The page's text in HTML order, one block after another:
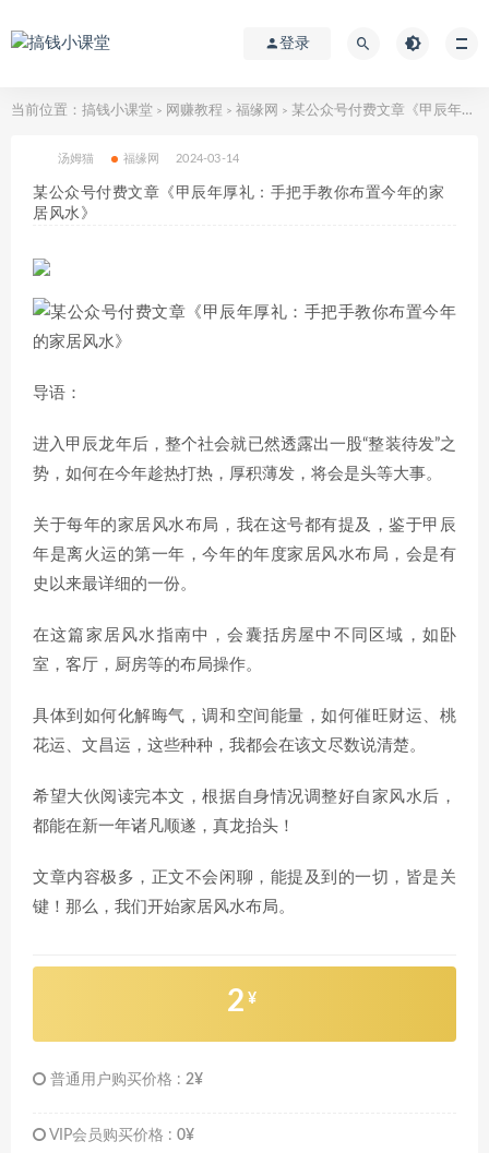
登录
当前位置： 搞钱小课堂 > 网赚教程 > 福缘网 > 某公众号付费文章《甲辰年厚礼：手把手教你布置今年的家居风水》
汤姆猫 福缘网 2024-03-14
某公众号付费文章《甲辰年厚礼：手把手教你布置今年的家
居风水》
导语：
进入甲辰龙年后，整个社会就已然透露出一股“整装待发”之
势，如何在今年趁热打热，厚积薄发，将会是头等大事。
关于每年的家居风水布局，我在这号都有提及，鉴于甲辰
年是离火运的第一年，今年的年度家居风水布局，会是有
史以来最详细的一份。
在这篇家居风水指南中，会囊括房屋中不同区域，如卧
室，客厅，厨房等的布局操作。
具体到如何化解晦气，调和空间能量，如何催旺财运、桃
花运、文昌运，这些种种，我都会在该文尽数说清楚。
希望大伙阅读完本文，根据自身情况调整好自家风水后，
都能在新一年诸凡顺遂，真龙抬头！
文章内容极多，正文不会闲聊，能提及到的一切，皆是关
键！那么，我们开始家居风水布局。
2 ¥
普通用户购买价格 : 2¥
VIP会员购买价格 : 0¥